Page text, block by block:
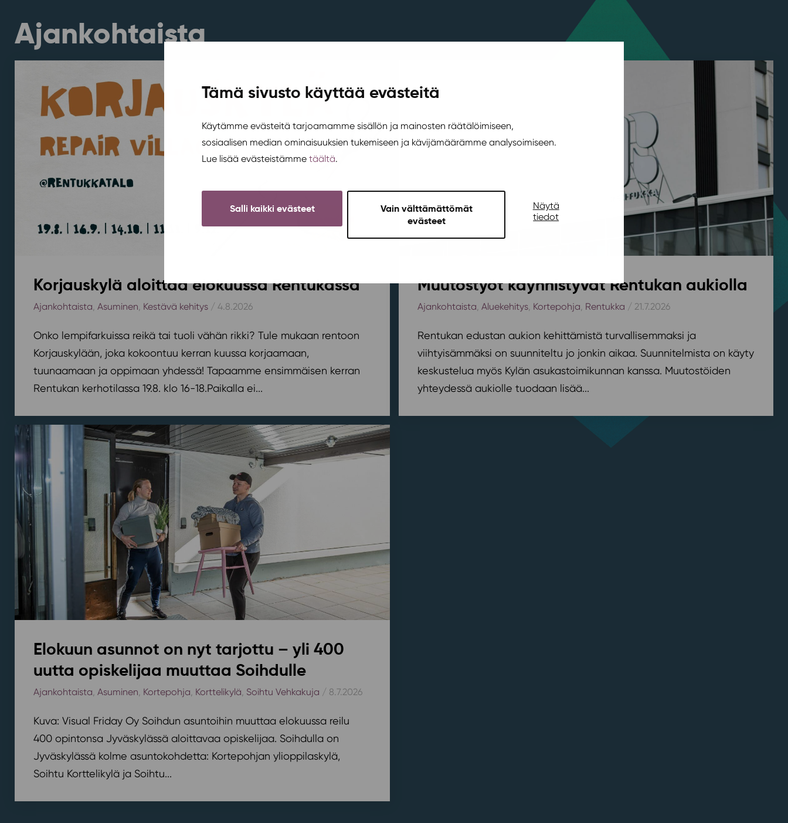
Tämä sivusto käyttää evästeitä
Käytämme evästeitä tarjoamamme sisällön ja mainosten räätälöimiseen,
sosiaalisen median ominaisuuksien tukemiseen ja kävijämäärämme analysoimiseen.
Lue lisää evästeistämme täältä.
Salli kaikki evästeet
Vain välttämättömät
evästeet
Näytä
tiedot
Ajankohtaista
Korjauskylä aloittaa elokuussa Rentukassa
Ajankohtaista Asuminen Kestävä kehitys/ 4.8.2026
Onko lempifarkuissa reikä tai tuoli vähän rikki? Tule mukaan rentoon
Korjauskylään, joka kokoontuu kerran kuussa korjaamaan,
tuunaamaan ja oppimaan yhdessä! Tapaamme ensimmäisen kerran
Rentukan kerhotilassa 19.8. klo 16-18.⁠⁠Paikalla ei...
Muutostyöt käynnistyvät Rentukan aukiolla
Ajankohtaista Aluekehitys, Kortepohja Rentukka / 21.7.2026
Rentukan edustan aukion kehittämistä turvallisemmaksi ja
viihtyisämmäksi on suunniteltu jo jonkin aikaa. Suunnitelmista on käyty
keskustelua myös Kylän asukastoimikunnan kanssa. Muutostöiden
yhteydessä aukiolle tuodaan lisää...
Elokuun asunnot on nyt tarjottu – yli 400
uutta opiskelijaa muuttaa Soihdulle
Ajankohtaista Asuminen Kortepohja Korttelikylä Soihtu Vehkakuja / 8.7.2026
Kuva: Visual Friday Oy Soihdun asuntoihin muuttaa elokuussa reilu
400 opintonsa Jyväskylässä aloittavaa opiskelijaa. Soihdulla on
Jyväskylässä kolme asuntokohdetta: Kortepohjan ylioppilaskylä,
Soihtu Korttelikylä ja Soihtu...